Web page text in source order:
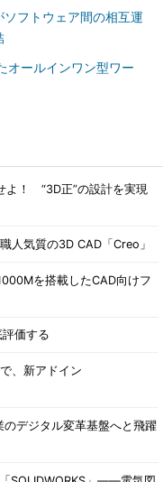
フトウェア間の相互運
オールインワン型ワー
よ！ “3D正”の設計を実現
人気質の3D CAD「Creo」
を搭載したCAD向けフ
評価する
、新アドイン
のデジタル変革基盤へと飛躍